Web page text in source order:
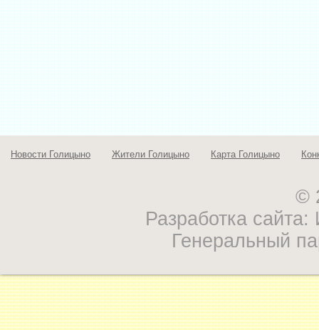
Новости Голицыно Жители Голицыно Карта Голицыно
©
Разработка
Генеральный